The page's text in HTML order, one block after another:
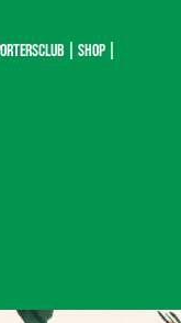
|Shop|